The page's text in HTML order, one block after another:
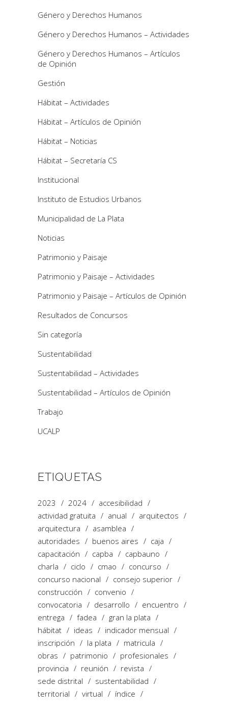
Género y Derechos Humanos
Género y Derechos Humanos – Actividades
Género y Derechos Humanos – Artículos
de Opinión
Gestión
Hábitat – Actividades
Hábitat – Artículos de Opinión
Hábitat – Noticias
Hábitat – Secretaría CS
Institucional
Instituto de Estudios Urbanos
Municipalidad de La Plata
Noticias
Patrimonio y Paisaje
Patrimonio y Paisaje – Actividades
Patrimonio y Paisaje – Artículos de Opinión
Resultados de Concursos
Sin categoría
Sustentabilidad
Sustentabilidad – Actividades
Sustentabilidad – Artículos de Opinión
Trabajo
UCALP
ETIQUETAS
2023 2024
accesibilidad
actividad gratuita
anual
arquitectos
arquitectura
asamblea
autoridades
buenos aires
caja
capacitación
capba
capbauno
charla
ciclo cmao
concurso
concurso nacional
consejo superior
construcción
convenio
convocatoria
desarrollo
encuentro
entrega
fadea
gran la plata
hábitat
ideas
indicador mensual
inscripción
la plata
matricula
obras
patrimonio
profesionales
provincia
reunión
revista
sede distrital
sustentabilidad
territorial
virtual índice